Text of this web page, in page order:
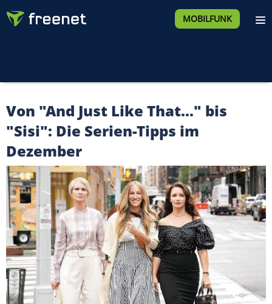
MOBILFUNK
Von "And Just Like That..." bis
"Sisi": Die Serien-Tipps im
Dezember